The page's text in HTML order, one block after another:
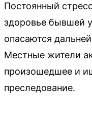
Постоянный
здоровье бывшей
опасаются
Местные жители
произошедшее и
преследование.